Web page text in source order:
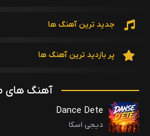
جدید ترین آهنگ ها
پر بازدید ترین آهنگ ها
آهنگ های
Dance Dete
دیجی اسکا